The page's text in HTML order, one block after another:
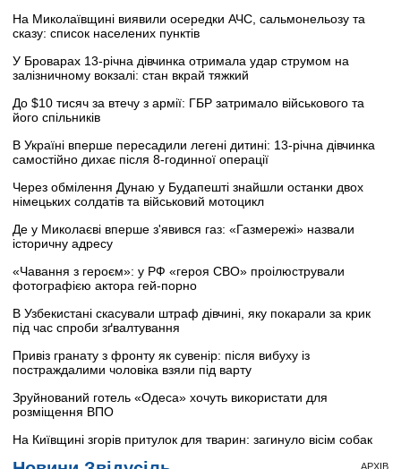
На Миколаївщині виявили осередки АЧС, сальмонельозу та
сказу: список населених пунктів
У Броварах 13-річна дівчинка отримала удар струмом на
залізничному вокзалі: стан вкрай тяжкий
До $10 тисяч за втечу з армії: ГБР затримало військового та
його спільників
В Україні вперше пересадили легені дитині: 13-річна дівчинка
самостійно дихає після 8-годинної операції
Через обмілення Дунаю у Будапешті знайшли останки двох
німецьких солдатів та військовий мотоцикл
Де у Миколаєві вперше з'явився газ: «Газмережі» назвали
історичну адресу
«Чавання з героєм»: у РФ «героя СВО» проілюстрували
фотографією актора гей-порно
В Узбекистані скасували штраф дівчині, яку покарали за крик
під час спроби зґвалтування
Привіз гранату з фронту як сувенір: після вибуху із
постраждалими чоловіка взяли під варту
Зруйнований готель «Одеса» хочуть використати для
розміщення ВПО
На Київщині згорів притулок для тварин: загинуло вісім собак
АРХІВ